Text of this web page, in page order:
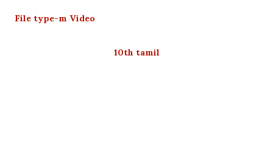
File type-m Video
10th tamil